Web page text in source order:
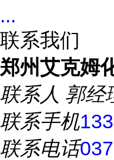
...
联系我们
郑州艾克姆
联系人 郭经
联系手机
联系电话